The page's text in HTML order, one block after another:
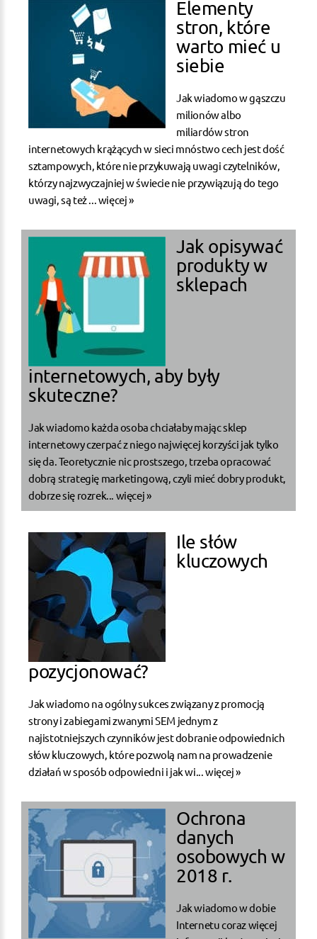
Elementy
stron, które
warto mieć u
siebie
Jak wiadomo w gąszczu
milionów albo
miliardów stron
internetowych krążących w sieci mnóstwo cech jest dość
sztampowych, które nie przykuwają uwagi czytelników,
którzy najzwyczajniej w świecie nie przywiązują do tego
uwagi, są też ... więcej »
Jak opisywać
produkty w
sklepach
internetowych, aby były
skuteczne?
Jak wiadomo każda osoba chciałaby mając sklep
internetowy czerpać z niego najwięcej korzyści jak tylko
się da. Teoretycznie nic prostszego, trzeba opracować
dobrą strategię marketingową, czyli mieć dobry produkt,
dobrze się rozrek... więcej »
Ile słów
kluczowych
pozycjonować?
Jak wiadomo na ogólny sukces związany z promocją
strony i zabiegami zwanymi SEM jednym z
najistotniejszych czynników jest dobranie odpowiednich
słów kluczowych, które pozwolą nam na prowadzenie
działań w sposób odpowiedni i jak wi...więcej »
Ochrona
danych
osobowych w
2018 r.
Jak wiadomo w dobie
Internetu coraz więcej